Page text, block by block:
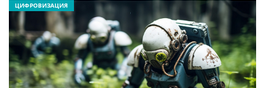
ЦИФРОВИЗАЦИЯ